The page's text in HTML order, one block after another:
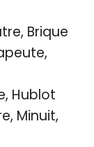
Brique
Hublot
Minuit,